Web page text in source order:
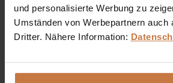
und personalisierte Werbung zu
Umständen von Werbepartnern auch
Dritter. Nähere Information:
Dennis Grischek, Inhaber Kosmetikstudio